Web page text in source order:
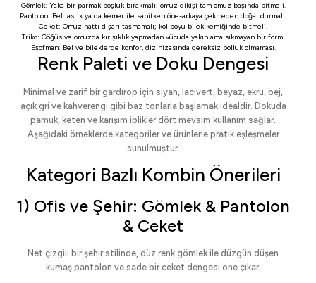
Gömlek: Yaka bir parmak boşluk bırakmalı; omuz dikişi tam omuz başında bitmeli.
Pantolon: Bel lastik ya da kemer ile sabitken öne-arkaya çekmeden doğal durmalı.
Ceket: Omuz hattı dışarı taşmamalı; kol boyu bilek kemiğinde bitmeli.
Triko: Göğüs ve omuzda kırışıklık yapmadan vücuda yakın ama sıkmayan bir form.
Eşofman: Bel ve bileklerde konfor, diz hizasında gereksiz bolluk olmaması.
Renk Paleti ve Doku Dengesi
Minimal ve zarif bir gardırop için siyah, lacivert, beyaz, ekru, bej,
açık gri ve kahverengi gibi baz tonlarla başlamak idealdir. Dokuda
pamuk, keten ve karışım iplikler dört mevsim kullanım sağlar.
Aşağıdaki örneklerde kategoriler ve ürünlerle pratik eşleşmeler
sunulmuştur.
Kategori Bazlı Kombin Önerileri
1) Ofis ve Şehir: Gömlek & Pantolon
& Ceket
Net çizgili bir şehir stilinde, düz renk gömlek ile düzgün düşen
kumaş pantolon ve sade bir ceket dengesi öne çıkar.